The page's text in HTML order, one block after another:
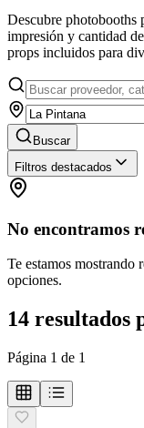
Descubre photobooths
impresión y cantidad
props incluidos para
Buscar
Filtros destacados
No encontramos
Te estamos mostrando
opciones.
14 resultados
Página 1 de 1